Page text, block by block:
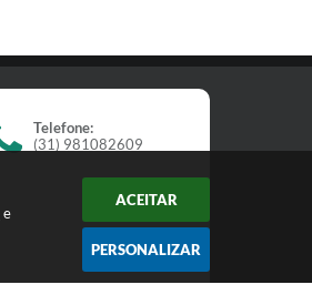
e
ACEITAR
PERSONALIZAR
Telefone:
(31) 981082609